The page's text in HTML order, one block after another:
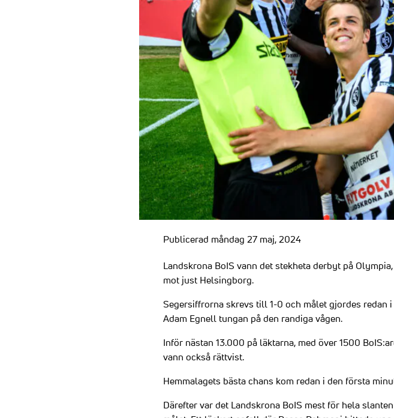
Publicerad måndag 27 maj, 2024
Landskrona BoIS vann det stekheta derbyt på
mot just Helsingborg.
Segersiffrorna skrevs till 1-0 och målet gjordes redan
Adam Egnell tungan på den randiga vågen.
Inför nästan 13.000 på läktarna, med över 1500
vann också rättvist.
Hemmalagets bästa chans kom redan i den första
Därefter var det Landskrona BoIS mest för hela